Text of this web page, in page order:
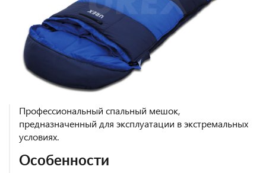
Профессиональный спальный мешок,
предназначенный для эксплуатации в экстремальных
условиях.
Особенности